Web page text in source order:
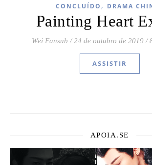
CONCLUÍDO , DRAMA
Painting Heart
Wei Fansub / 24 de outubro de 2019 /
ASSISTIR
APOIA.SE